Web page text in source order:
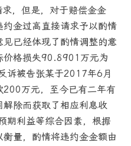
，但是，对于赔偿金金
金过高直接请求予以酌情
已经体现了酌情调整的意
价格损失90.8901万元为
诉被告张某于2017年6月
200万元，至今已有二年有
除而获取了相应利息收
期利益等综合因素，根据
量，酌情将违约金金额由